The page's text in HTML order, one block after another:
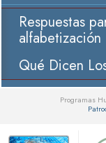
Respuestas
alfabetización
Qué Dicen
Programas